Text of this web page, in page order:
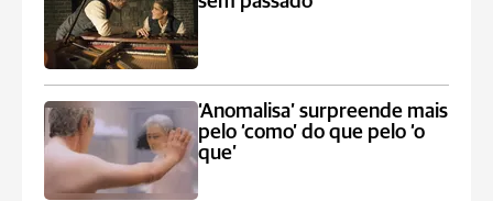
‘Anomalisa’ surpreende mais
pelo ‘como’ do que pelo ‘o
que’